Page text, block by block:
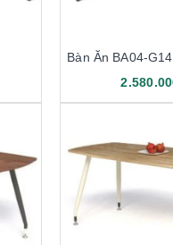
Bàn Ăn BA04-